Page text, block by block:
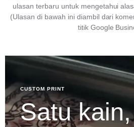
ulasan terbaru untuk mengetahui
(Ulasan di bawah ini diambil dari
titik Google
CUSTOM PRINT
Satu kain,